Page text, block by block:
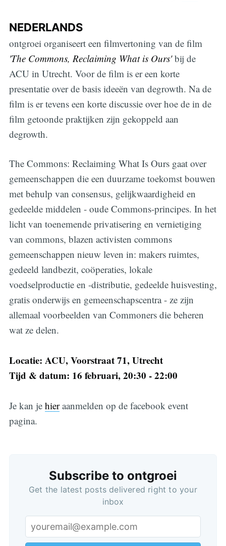
NEDERLANDS
ontgroei organiseert een filmvertoning van de film
'The Commons, Reclaiming What is Ours'bij de
ACU in Utrecht. Voor de film is er een korte
presentatie over de basis ideeën van degrowth. Na de
film is er tevens een korte discussie over hoe de in de
film getoonde praktijken zijn gekoppeld aan
degrowth.
The Commons: Reclaiming What Is Ours gaat over
gemeenschappen die een duurzame toekomst bouwen
met behulp van consensus, gelijkwaardigheid en
gedeelde middelen - oude Commons-principes. In het
licht van toenemende privatisering en vernietiging
van commons, blazen activisten commons
gemeenschappen nieuw leven in: makers ruimtes,
gedeeld landbezit, coöperaties, lokale
voedselproductie en -distributie, gedeelde huisvesting,
gratis onderwijs en gemeenschapscentra - ze zijn
allemaal voorbeelden van Commoners die beheren
wat ze delen.
Locatie: ACU, Voorstraat 71, Utrecht
Tijd & datum: 16 februari, 20:30 - 22:00
Je kan je hieraanmelden op de facebook event
pagina.
Subscribe to ontgroei
Get the latest posts delivered right to your
inbox
Subscribe